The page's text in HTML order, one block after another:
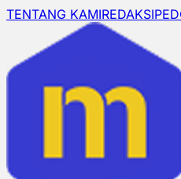
TENTANG KAMIREDAKSI